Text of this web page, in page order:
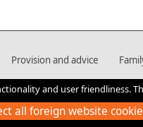
and user friendliness.
all foreign website
Provision and advice